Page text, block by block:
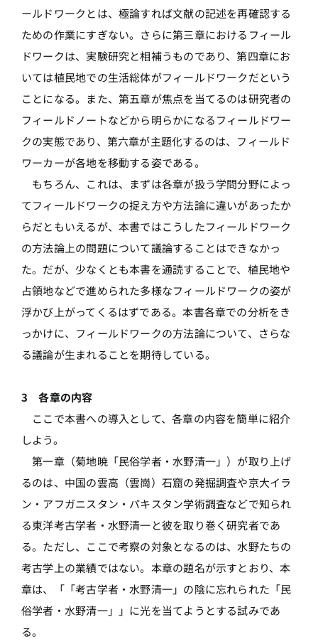
ールドワークとは、極論すれば文献の記述を再確認する
ための作業にすぎない。さらに第三章におけるフィール
ドワークは、実験研究と相補うものであり、第四章にお
いては植民地での生活総体がフィールドワークだという
ことになる。また、第五章が焦点を当てるのは研究者の
フィールドノートなどから明らかになるフィールドワー
クの実態であり、第六章が主題化するのは、フィールド
ワーカーが各地を移動する姿である。
もちろん、これは、まずは各章が扱う学問分野によっ
てフィールドワークの捉え方や方法論に違いがあったか
らだともいえるが、本書ではこうしたフィールドワーク
の方法論上の問題について議論することはできなかっ
た。だが、少なくとも本書を通読することで、植民地や
占領地などで進められた多様なフィールドワークの姿が
浮かび上がってくるはずである。本書各章での分析をき
っかけに、フィールドワークの方法論について、さらな
る議論が生まれることを期待している。
3 各章の内容
ここで本書への導入として、各章の内容を簡単に紹介
しよう。
第一章（菊地暁「民俗学者・水野清一」）が取り上げ
るのは、中国の雲高（雲崗）石窟の発掘調査や京大イラ
ン・アフガニスタン・パキスタン学術調査などで知られ
る東洋考古学者・水野清一と彼を取り巻く研究者であ
る。ただし、ここで考察の対象となるのは、水野たちの
考古学上の業績ではない。本章の題名が示すとおり、本
章は、「「考古学者・水野清一」の陰に忘れられた「民
俗学者・水野清一」」に光を当てようとする試みであ
る。